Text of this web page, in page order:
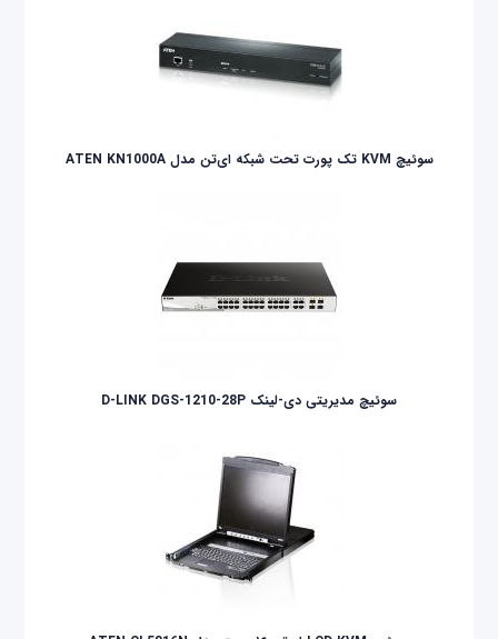
سوئیچ KVM تک پورت تحت شبکه ای‌تن مدل ATEN KN1000A
سوئیچ مدیریتی دی-لینک D-LINK DGS-1210-28P